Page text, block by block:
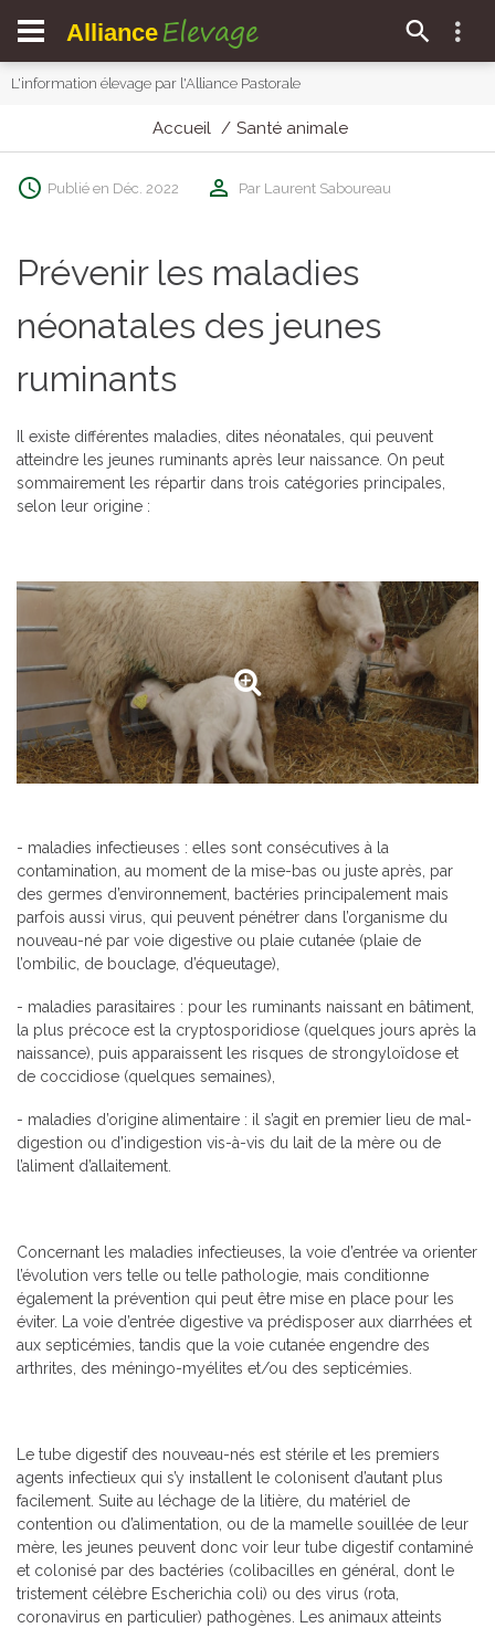
Alliance Elevage
L'information élevage par l'Alliance Pastorale
Accueil Santé animale
Publié en Déc. 2022 Par Laurent Saboureau
Prévenir les maladies
néonatales des jeunes
ruminants
Il existe différentes maladies, dites néonatales, qui peuvent
atteindre les jeunes ruminants après leur naissance. On peut
sommairement les répartir dans trois catégories principales,
selon leur origine :
- maladies infectieuses : elles sont consécutives à la
contamination, au moment de la mise-bas ou juste après, par
des germes d’environnement, bactéries principalement mais
parfois aussi virus, qui peuvent pénétrer dans l’organisme du
nouveau-né par voie digestive ou plaie cutanée (plaie de
l’ombilic, de bouclage, d’équeutage),
- maladies parasitaires : pour les ruminants naissant en bâtiment,
la plus précoce est la cryptosporidiose (quelques jours après la
naissance), puis apparaissent les risques de strongyloïdose et
de coccidiose (quelques semaines),
- maladies d’origine alimentaire : il s’agit en premier lieu de mal-
digestion ou d’indigestion vis-à-vis du lait de la mère ou de
l’aliment d’allaitement.
Concernant les maladies infectieuses, la voie d’entrée va orienter
l’évolution vers telle ou telle pathologie, mais conditionne
également la prévention qui peut être mise en place pour les
éviter. La voie d’entrée digestive va prédisposer aux diarrhées et
aux septicémies, tandis que la voie cutanée engendre des
arthrites, des méningo-myélites et/ou des septicémies.
Le tube digestif des nouveau-nés est stérile et les premiers
agents infectieux qui s’y installent le colonisent d’autant plus
facilement. Suite au léchage de la litière, du matériel de
contention ou d’alimentation, ou de la mamelle souillée de leur
mère, les jeunes peuvent donc voir leur tube digestif contaminé
et colonisé par des bactéries (colibacilles en général, dont le
tristement célèbre Escherichia coli) ou des virus (rota,
coronavirus en particulier) pathogènes. Les animaux atteints